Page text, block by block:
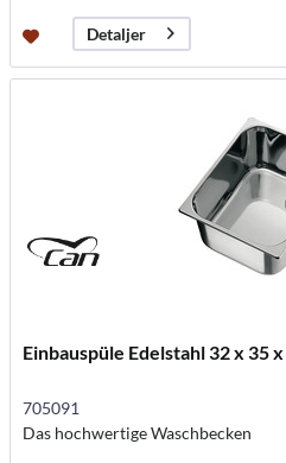
Detaljer
Einbauspüle Edelstahl 32 x 35
705091
Das hochwertige Waschbecken